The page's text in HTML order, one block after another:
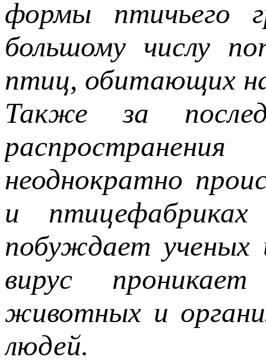
формы птичьего
большому числу
птиц, обитающих
Также за
неоднократно
и
побуждает
вирус
животных и
людей.